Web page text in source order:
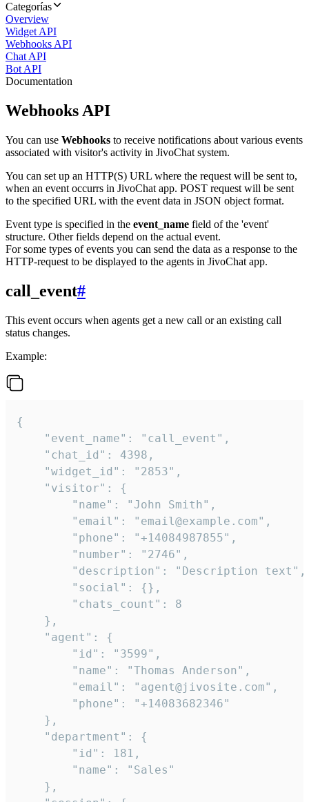
Categorías
Overview
Widget API
Webhooks API
Chat API
Bot API
Documentation
Webhooks API
You can use Webhooks to receive notifications about various events
associated with visitor's activity in JivoChat system.
You can set up an HTTP(S) URL where the request will be sent to,
when an event occurrs in JivoChat app. POST request will be sent
to the specified URL with the event data in JSON object format.
Event type is specified in the event_name field of the 'event'
structure. Other fields depend on the actual event.
For some types of events you can send the data as a response to the
HTTP-request to be displayed to the agents in JivoChat app.
call_event#
This event occurs when agents get a new call or an existing call
status changes.
Example:
{
    "event_name": "call_event",
    "chat_id": 4398,
    "widget_id": "2853",
    "visitor": {
        "name": "John Smith",
        "email": "email@example.com",
        "phone": "+14084987855",
        "number": "2746",
        "description": "Description text",
        "social": {},
        "chats_count": 8
    },
    "agent": {
        "id": "3599",
        "name": "Thomas Anderson",
        "email": "agent@jivosite.com",
        "phone": "+14083682346"
    },
    "department": {
        "id": 181,
        "name": "Sales"
    },